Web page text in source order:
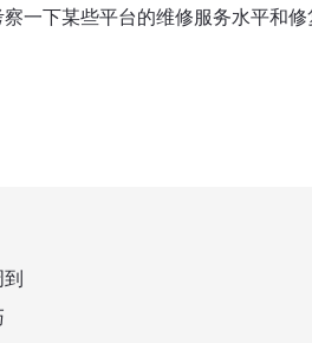
一下某些平台的维修服务水平和修